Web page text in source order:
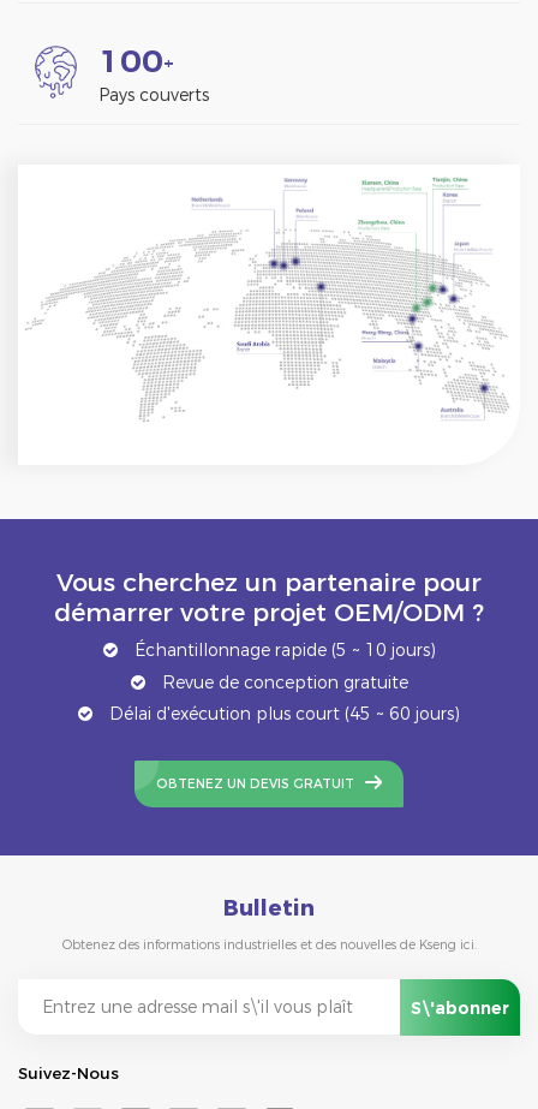
1 00+
Pays couverts
Vous cherchez un partenaire pour
démarrer votre projet OEM/ODM ?
Échantillonnage rapide (5 ~ 10 jours)
Revue de conception gratuite
Délai d'exécution plus court (45 ~ 60 jours)
OBTENEZ UN DEVIS GRATUIT
Bulletin
Obtenez des informations industrielles et des nouvelles de Kseng ici.
Suivez-Nous